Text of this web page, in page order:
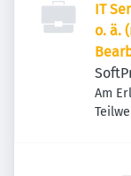
IT
o. ä.
X4
Am